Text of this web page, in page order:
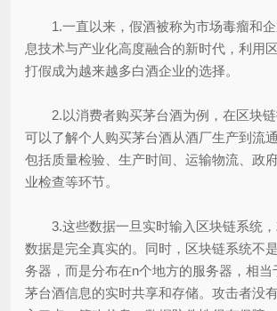
1.一直以来，假酒被称为市场毒瘤和企
息技术与产业化高度融合的新时代，利用
打假成为越来越多白酒企业的选择。
2.以消费者购买茅台酒为例，在区块链
可以了解个人购买茅台酒从酒厂生产到流
包括质量检验、生产时间、运输物流、政
业检查等环节。
3.这些数据一旦实时输入区块链系统，
数据是完全真实的。同时，区块链系统不
务器，而是分布在n个地方的服务器，相
茅台酒信息的实时共享和存储。攻击者没